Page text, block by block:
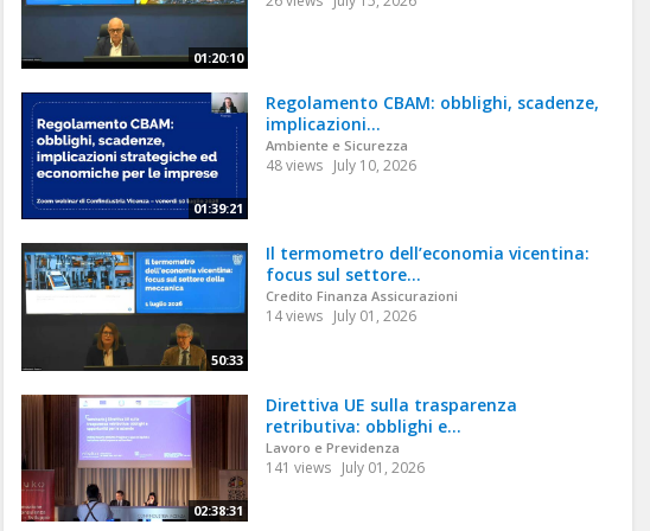
01:20:10
01:39:21
Regolamento CBAM: obblighi, scadenze,
implicazioni...
Ambiente e Sicurezza
48 views July 10, 2026
50:33
Il termometro dell’economia vicentina:
focus sul settore...
Credito Finanza Assicurazioni
14 views July 01, 2026
02:38:31
Direttiva UE sulla trasparenza
retributiva: obblighi e...
Lavoro e Previdenza
141 views July 01, 2026